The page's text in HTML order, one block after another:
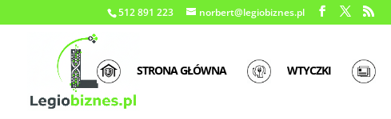
512 891 223 norbert@legiobiznes.pl
STRONA GŁÓWNA WTYCZKI